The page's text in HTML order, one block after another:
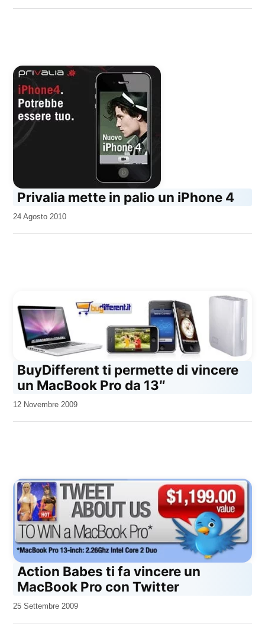
Privalia mette in palio un iPhone 4
da
24 Agosto 2010
BuyDifferent ti permette di vincere
un MacBook Pro da 13″
da
12 Novembre 2009
Action Babes ti fa vincere un
MacBook Pro con Twitter
da
25 Settembre 2009